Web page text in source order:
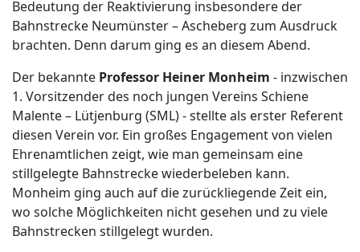
Bedeutung der Reaktivierung insbesondere der
Bahnstrecke Neumünster – Ascheberg zum Ausdruck
brachten. Denn darum ging es an diesem Abend.
Der bekannte Professor Heiner Monheim - inzwischen
1. Vorsitzender des noch jungen Vereins Schiene
Malente – Lütjenburg (SML) - stellte als erster Referent
diesen Verein vor. Ein großes Engagement von vielen
Ehrenamtlichen zeigt, wie man gemeinsam eine
stillgelegte Bahnstrecke wiederbeleben kann.
Monheim ging auch auf die zurückliegende Zeit ein,
wo solche Möglichkeiten nicht gesehen und zu viele
Bahnstrecken stillgelegt wurden.